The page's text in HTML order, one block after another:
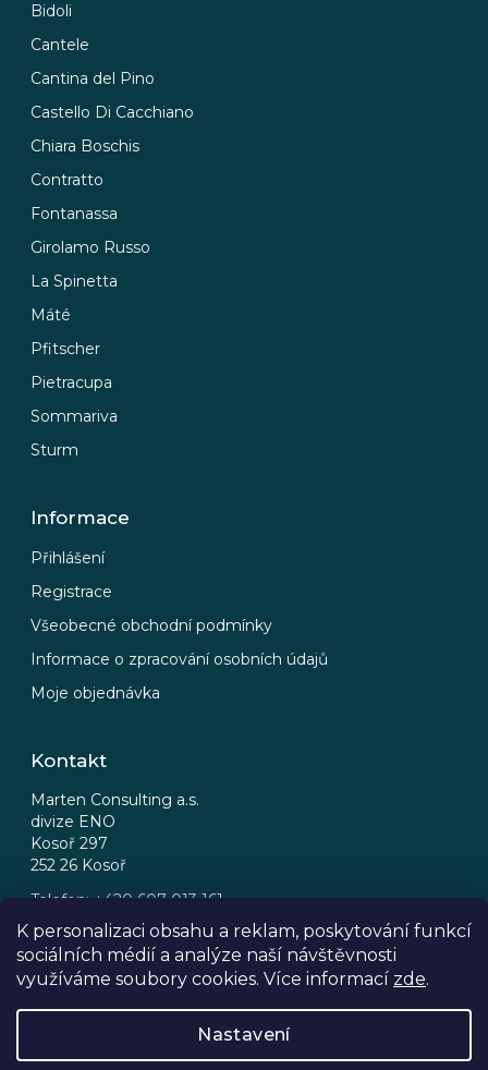
K personalizaci obsahu a reklam, poskytování funkcí
sociálních médií a analýze naší návštěvnosti
využíváme soubory cookies. Více informací zde.
Nastavení
Bidoli
Cantele
Cantina del Pino
Castello Di Cacchiano
Chiara Boschis
Contratto
Fontanassa
Girolamo Russo
La Spinetta
Máté
Pfitscher
Pietracupa
Sommariva
Sturm
Informace
Přihlášení
Registrace
Všeobecné obchodní podmínky
Informace o zpracování osobních údajů
Moje objednávka
Kontakt
Marten Consulting a.s.
divize ENO
Kosoř 297
252 26 Kosoř
Telefon: +420 607 013 161
Email: eno@eno.cz
FB IG